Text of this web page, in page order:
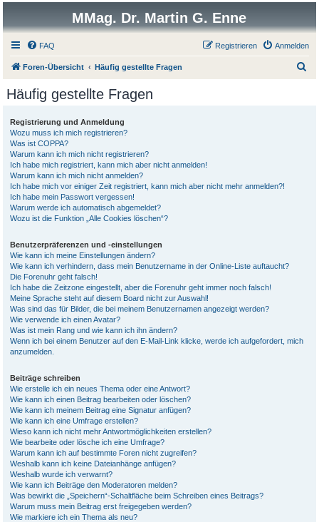
MMag. Dr. Martin G. Enne
FAQ Anmelden
Registrieren
Foren-Übersicht Häufig gestellte Fragen
Häufig gestellte Fragen
Registrierung und Anmeldung
Wozu muss ich mich registrieren?
Was ist COPPA?
Warum kann ich mich nicht registrieren?
Ich habe mich registriert, kann mich aber nicht anmelden!
Warum kann ich mich nicht anmelden?
Ich habe mich vor einiger Zeit registriert, kann mich aber nicht mehr anmelden?!
Ich habe mein Passwort vergessen!
Warum werde ich automatisch abgemeldet?
Wozu ist die Funktion „Alle Cookies löschen“?
Benutzerpräferenzen und -einstellungen
Wie kann ich meine Einstellungen ändern?
Wie kann ich verhindern, dass mein Benutzername in der Online-Liste auftaucht?
Die Forenuhr geht falsch!
Ich habe die Zeitzone eingestellt, aber die Forenuhr geht immer noch falsch!
Meine Sprache steht auf diesem Board nicht zur Auswahl!
Was sind das für Bilder, die bei meinem Benutzernamen angezeigt werden?
Wie verwende ich einen Avatar?
Was ist mein Rang und wie kann ich ihn ändern?
Wenn ich bei einem Benutzer auf den E-Mail-Link klicke, werde ich aufgefordert, mich
anzumelden.
Beiträge schreiben
Wie erstelle ich ein neues Thema oder eine Antwort?
Wie kann ich einen Beitrag bearbeiten oder löschen?
Wie kann ich meinem Beitrag eine Signatur anfügen?
Wie kann ich eine Umfrage erstellen?
Wieso kann ich nicht mehr Antwortmöglichkeiten erstellen?
Wie bearbeite oder lösche ich eine Umfrage?
Warum kann ich auf bestimmte Foren nicht zugreifen?
Weshalb kann ich keine Dateianhänge anfügen?
Weshalb wurde ich verwarnt?
Wie kann ich Beiträge den Moderatoren melden?
Was bewirkt die „Speichern“-Schaltfläche beim Schreiben eines Beitrags?
Warum muss mein Beitrag erst freigegeben werden?
Wie markiere ich ein Thema als neu?